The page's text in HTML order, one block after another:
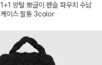
1+1 양털 뽀글이 펜슬 파우치 수납
케이스 필통 3color